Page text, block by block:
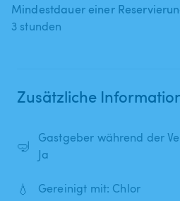
Mindestdauer einer
3 stunden
Zusätzliche
🤿
Gastgeber während der
Ja
💧 Gereinigt mit: Chlor